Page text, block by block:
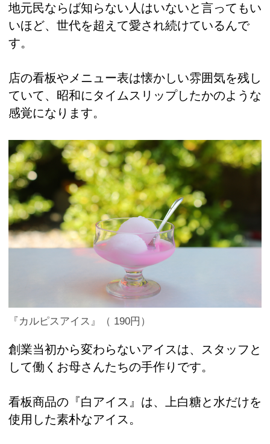
地元民ならば知らない人はいないと言ってもい
いほど、世代を超えて愛され続けているんで
す。
店の看板やメニュー表は懐かしい雰囲気を残し
ていて、昭和にタイムスリップしたかのような
感覚になります。
『カルピスアイス』（ 190円）
創業当初から変わらないアイスは、スタッフと
して働くお母さんたちの手作りです。
看板商品の『白アイス』は、上白糖と水だけを
使用した素朴なアイス。